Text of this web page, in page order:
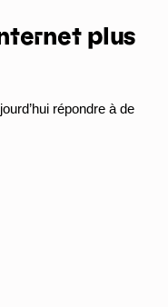
plus
répondre à de